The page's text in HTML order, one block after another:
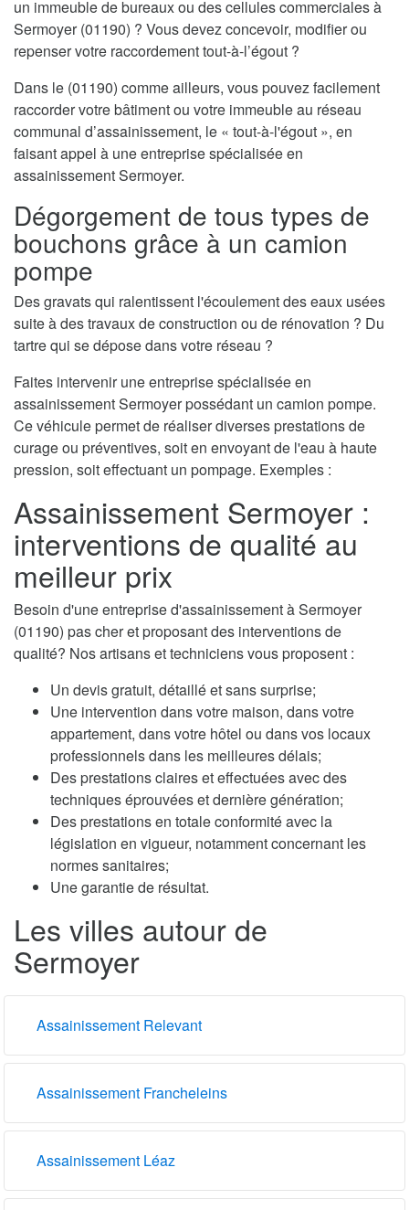
un immeuble de bureaux ou des cellules commerciales à
Sermoyer (01190) ? Vous devez concevoir, modifier ou
repenser votre raccordement tout-à-l’égout ?
Dans le (01190) comme ailleurs, vous pouvez facilement
raccorder votre bâtiment ou votre immeuble au réseau
communal d’assainissement, le « tout-à-l'égout », en
faisant appel à une entreprise spécialisée en
assainissement Sermoyer.
Dégorgement de tous types de
bouchons grâce à un camion
pompe
Des gravats qui ralentissent l'écoulement des eaux usées
suite à des travaux de construction ou de rénovation ? Du
tartre qui se dépose dans votre réseau ?
Faites intervenir une entreprise spécialisée en
assainissement Sermoyer possédant un camion pompe.
Ce véhicule permet de réaliser diverses prestations de
curage ou préventives, soit en envoyant de l'eau à haute
pression, soit effectuant un pompage. Exemples :
Assainissement Sermoyer :
interventions de qualité au
meilleur prix
Besoin d'une entreprise d'assainissement à Sermoyer
(01190) pas cher et proposant des interventions de
qualité? Nos artisans et techniciens vous proposent :
Un devis gratuit, détaillé et sans surprise;
Une intervention dans votre maison, dans votre
appartement, dans votre hôtel ou dans vos locaux
professionnels dans les meilleures délais;
Des prestations claires et effectuées avec des
techniques éprouvées et dernière génération;
Des prestations en totale conformité avec la
législation en vigueur, notamment concernant les
normes sanitaires;
Une garantie de résultat.
Les villes autour de
Sermoyer
Assainissement Relevant
Assainissement Francheleins
Assainissement Léaz